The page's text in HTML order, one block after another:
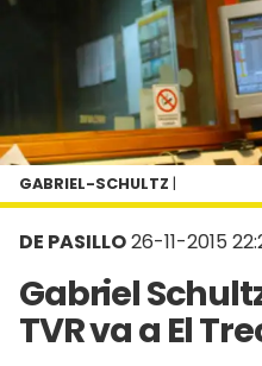
DE PASILLO26-11-2015
Gabriel
TVR va a El
GABRIEL-SCHULTZ |